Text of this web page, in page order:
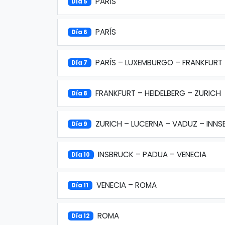
Día 6 PARÍS
Día 7 PARÍS – LUXEMBURGO – FRANKFURT
Día 8 FRANKFURT – HEIDELBERG – ZURICH
Día 9 ZURICH – LUCERNA – VADUZ –
Día 10 INSBRUCK – PADUA – VENECIA
Día 11 VENECIA – ROMA
Día 12 ROMA